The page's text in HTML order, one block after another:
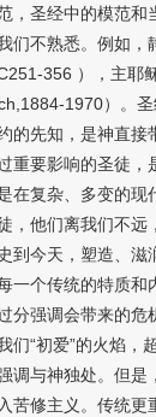
，圣经中的模范和
们不熟悉。例如，
356 ），主耶
1970）。
的先知，是神直接
重要影响的圣徒，
在复杂、多变的现
，他们离我们不远
到今天，塑造、滋
一个传统的特质和
分强调会带来的危
们“初爱”的火焰，
调与神独处。但是
苦修主义。传统更